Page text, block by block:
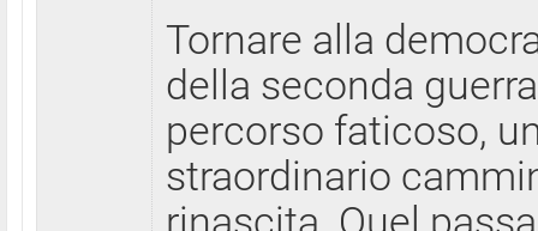
Tornare alla
della seconda
percorso faticoso,
straordinario